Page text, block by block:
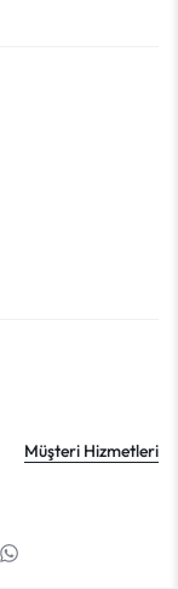
Müşteri Hizmetleri